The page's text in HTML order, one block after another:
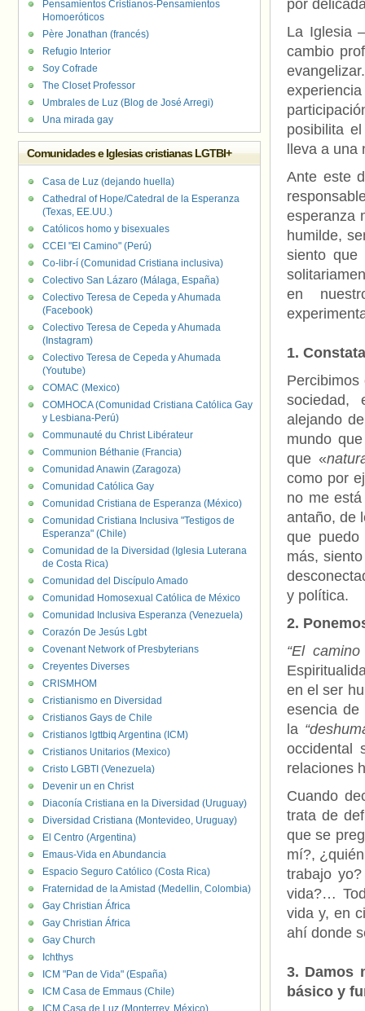
por
La Iglesia
cambio
posibilita
lleva a
Ante este
esperanza
humilde,
siento
en
1.
sociedad,
alejando
mundo
que «
como por
no me
antaño, de
que
más,
y política.
2.
“El
en el ser
esencia de
la
occidental
relaciones
Cuando
trata de
que se
mí?,
trabajo
vida?…
vida y, en
ahí donde
3. Damos
básico y
Pensamientos Cristianos-Pensamientos
Homoeróticos
Père Jonathan (francés)
Refugio Interior
Soy Cofrade
The Closet Professor
Umbrales de Luz (Blog de José Arregi)
Una mirada gay
Comunidades e Iglesias cristianas LGTBI+
Casa de Luz (dejando huella)
Cathedral of Hope/Catedral de la Esperanza
(Texas, EE.UU.)
Católicos homo y bisexuales
CCEI "El Camino" (Perú)
Co-libr-í (Comunidad Cristiana inclusiva)
Colectivo San Lázaro (Málaga, España)
Colectivo Teresa de Cepeda y Ahumada
(Facebook)
Colectivo Teresa de Cepeda y Ahumada
(Instagram)
Colectivo Teresa de Cepeda y Ahumada
(Youtube)
COMAC (Mexico)
COMHOCA (Comunidad Cristiana Católica Gay
y Lesbiana-Perú)
Communauté du Christ Libérateur
Communion Béthanie (Francia)
Comunidad Anawin (Zaragoza)
Comunidad Católica Gay
Comunidad Cristiana de Esperanza (México)
Comunidad Cristiana Inclusiva "Testigos de
Esperanza" (Chile)
Comunidad de la Diversidad (Iglesia Luterana
de Costa Rica)
Comunidad del Discípulo Amado
Comunidad Homosexual Católica de México
Comunidad Inclusiva Esperanza (Venezuela)
Corazón De Jesús Lgbt
Covenant Network of Presbyterians
Creyentes Diverses
CRISMHOM
Cristianismo en Diversidad
Cristianos Gays de Chile
Cristianos lgttbiq Argentina (ICM)
Cristianos Unitarios (Mexico)
Cristo LGBTI (Venezuela)
Devenir un en Christ
Diaconía Cristiana en la Diversidad (Uruguay)
Diversidad Cristiana (Montevideo, Uruguay)
El Centro (Argentina)
Emaus-Vida en Abundancia
Espacio Seguro Católico (Costa Rica)
Fraternidad de la Amistad (Medellin, Colombia)
Gay Christian África
Gay Christian África
Gay Church
Ichthys
ICM "Pan de Vida" (España)
ICM Casa de Emmaus (Chile)
ICM Casa de Luz (Monterrey, México)